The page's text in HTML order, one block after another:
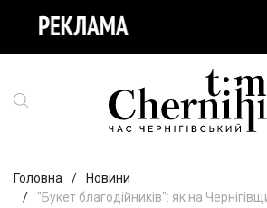
Головна
Новини
"Букет благодійників": як на